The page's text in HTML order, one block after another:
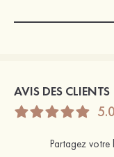
AVIS DES CLIENTS
5.0
Partagez